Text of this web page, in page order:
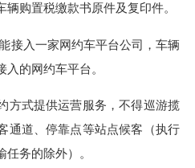
购置税缴款书原件及复印件。
入一家网约车平台公司，车辆
的网约车平台。
式提供运营服务，不得巡游揽
通道、停靠点等站点候客（执行
务的除外）。